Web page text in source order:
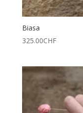
Biasa
325.00CHF